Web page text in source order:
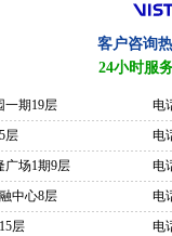
客户咨询
24小时服
一期19层
电
层
电
广场1期9层
电
中心8层
电
层
电